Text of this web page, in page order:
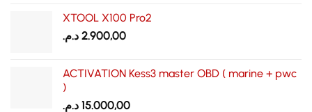
XTOOL X100 Pro2
2.900,00 د.م.
ACTIVATION Kess3 master OBD ( marine + pwc
)
15.000,00 د.م.